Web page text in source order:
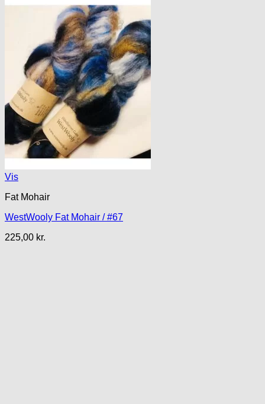
Vis
Fat Mohair
WestWooly Fat Mohair / #67
225,00 kr.